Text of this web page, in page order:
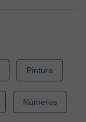
Pintura
Números